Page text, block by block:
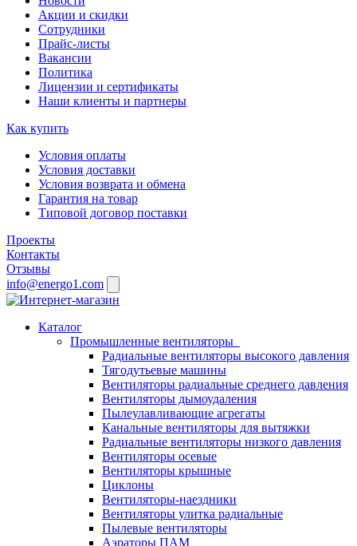
Акции и скидки
Сотрудники
Прайс-листы
Вакансии
Политика
Лицензии и сертификаты
Наши клиенты и партнеры
Как купить
Условия оплаты
Условия доставки
Условия возврата и обмена
Гарантия на товар
Типовой договор поставки
Проекты
Контакты
Отзывы
info@energo1.com
Каталог
Промышленные вентиляторы
Радиальные вентиляторы высокого давления
Тягодутьевые машины
Вентиляторы радиальные среднего давления
Вентиляторы дымоудаления
Пылеулавливающие агрегаты
Канальные вентиляторы для вытяжки
Радиальные вентиляторы низкого давления
Вентиляторы осевые
Вентиляторы крышные
Циклоны
Вентиляторы-наездники
Вентиляторы улитка радиальные
Пылевые вентиляторы
Аэраторы ПАМ